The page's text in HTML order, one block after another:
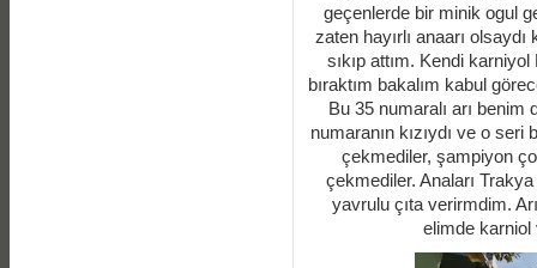
geçenlerde bir minik ogul
zaten hayırlı anaarı
sıkıp attım. Kendi
bıraktım bakalım kabul
Bu 35 numaralı arı
numaranın kızıydı ve o seri
çekmediler, şampiyon
çekmediler. Anaları
yavrulu çıta verirmdim.
elimde karniol